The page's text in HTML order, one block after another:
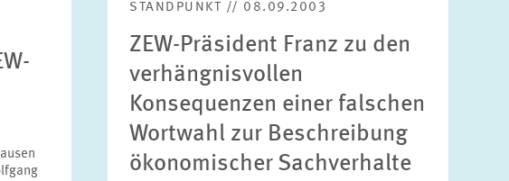
Jahr
Bitte wählen Sie ein Jahr
STANDPUNKT // 08.09.2003
ZEW-Präsident Franz zu den
verhängnisvollen
Konsequenzen einer falschen
Wortwahl zur Beschreibung
ökonomischer Sachverhalte